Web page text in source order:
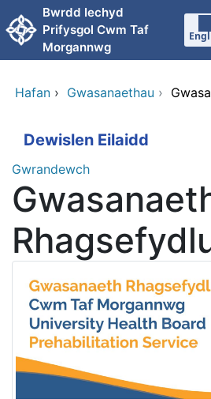
Neidio i'r prif gynnwy
Bwrdd Iechyd
Prifysgol Cwm Taf
Morgannwg
Hafan › Gwasanaethau ›
Dewislen Eilaidd
Gwrandewch